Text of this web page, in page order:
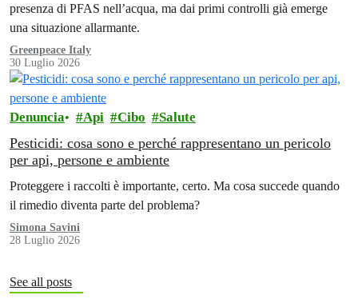
presenza di PFAS nell’acqua, ma dai primi controlli già emerge
una situazione allarmante.
Greenpeace Italy
30 Luglio 2026
Denuncia Api Cibo Salute
Pesticidi: cosa sono e perché rappresentano un pericolo
per api, persone e ambiente
Proteggere i raccolti è importante, certo. Ma cosa succede quando
il rimedio diventa parte del problema?
Simona Savini
28 Luglio 2026
See all posts